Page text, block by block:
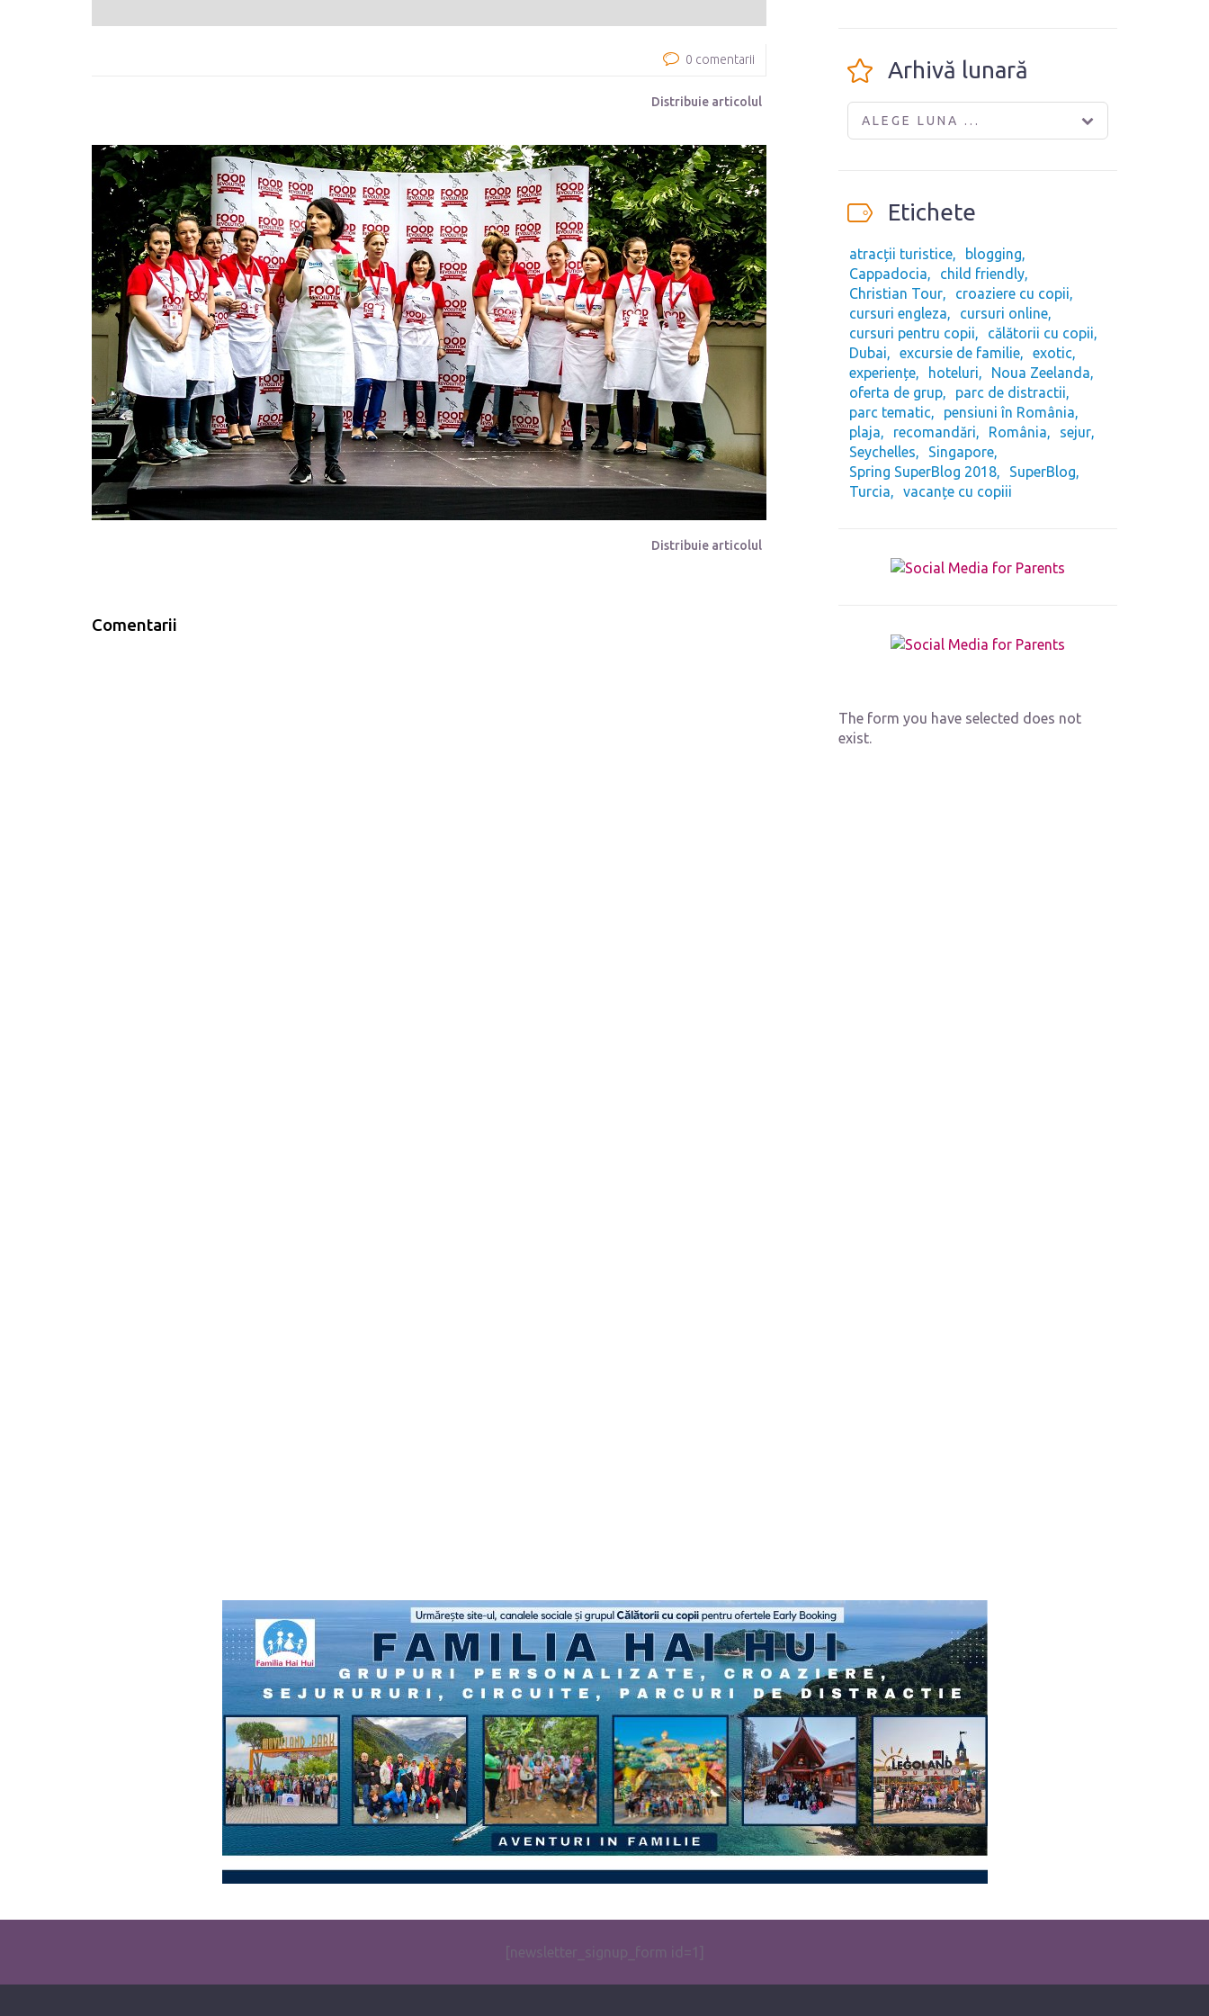
0 comentarii
Distribuie articolul
Distribuie articolul
Comentarii
Arhivă lunară
ALEGE LUNA ...
Etichete
atracții turistice
blogging
Cappadocia
child friendly
Christian Tour
croaziere cu copii
cursuri engleza
cursuri online
cursuri pentru copii
călătorii cu copii
Dubai
excursie de familie
exotic
experiențe
hoteluri
Noua Zeelanda
oferta de grup
parc de distractii
parc tematic
pensiuni în România
plaja
recomandări România
sejur
Seychelles
Singapore
Spring SuperBlog 2018
SuperBlog
Turcia
vacanțe cu copiii
The form you have selected does not
exist.
[newsletter_signup_form id=1]